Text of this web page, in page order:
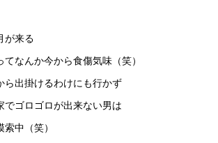
が来る
てなんか今から食傷気味（笑）
ら出掛けるわけにも行かず
でゴロゴロが出来ない男は
中（笑）